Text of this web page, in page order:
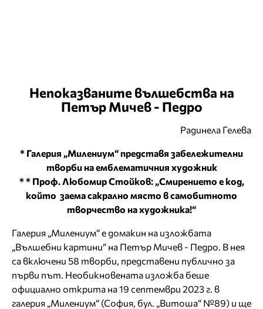
Непоказваните вълшебства на
Петър Мичев - Педро
Радинела Гелева
* Галерия „Милениум“ представя забележителни
творби на емблематичния художник
* * Проф. Любомир Стойков: „Смирението е код,
който заема сакрално място в самобитното
творчество на художника!“
Галерия „Милениум“ е домакин на изложбата
„Вълшебни картини“ на Петър Мичев - Педро. В нея
са включени 58 творби, представени публично за
първи път. Необикновената изложба беше
официално открита на 19 септември 2023 г. в
галерия „Милениум“ (София, бул. „Витоша“ №89) и ще